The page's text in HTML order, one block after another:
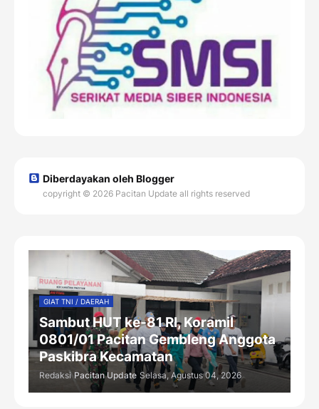
Diberdayakan oleh Blogger
copyright © 2026 Pacitan Update all rights reserved
GIAT TNI / DAERAH
Sambut HUT ke-81 RI, Koramil
0801/01 Pacitan Gembleng Anggota
Paskibra Kecamatan
Redaksi Pacitan Update Selasa, Agustus 04, 2026